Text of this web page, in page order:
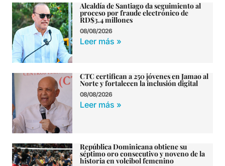
Alcaldía de Santiago da seguimiento al
proceso por fraude electrónico de
RD$3.4 millones
08/08/2026
Leer más »
CTC certifican a 250 jóvenes en Jamao al
Norte y fortalecen la inclusión digital
08/08/2026
Leer más »
República Dominicana obtiene su
séptimo oro consecutivo y noveno de la
historia en voleibol femenino